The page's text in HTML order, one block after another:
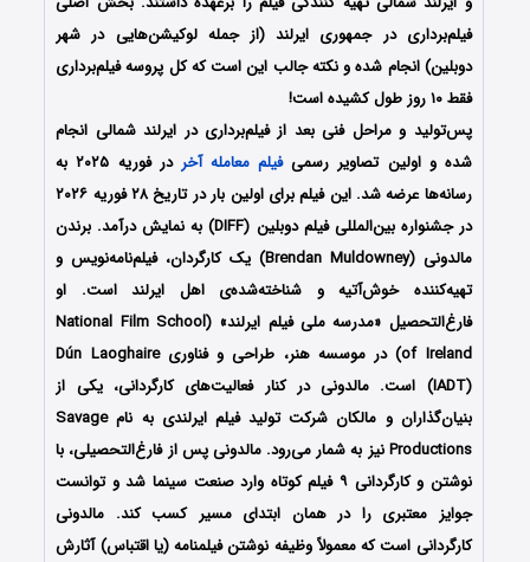
فیلم‌برداری در جمهوری ایرلند (از جمله لوکیشن‌هایی در شهر
دوبلین) انجام شده و نکته جالب این است که کل پروسه فیلم‌برداری
فقط ۱۰ روز طول کشیده است!
پس‌تولید و مراحل فنی بعد از فیلم‌برداری در ایرلند شمالی انجام
شده و اولین تصاویر رسمیفیلم معامله آخر
در فوریه ۲۰۲۵ به
رسانه‌ها عرضه شد. این فیلم برای اولین بار در تاریخ ۲۸ فوریه ۲۰۲۶
در جشنواره بین‌المللی فیلم دوبلین (DIFF) به نمایش درآمد. برندن
مالدونی (Brendan Muldowney) یک کارگردان، فیلم‌نامه‌نویس و
تهیه‌کننده خوش‌آتیه و شناخته‌شده‌ی اهل ایرلند است. او
فارغ‌التحصیل «مدرسه ملی فیلم ایرلند» (National Film School
of Ireland) در موسسه هنر، طراحی و فناوری Dún Laoghaire
(IADT) است. مالدونی در کنار فعالیت‌های کارگردانی، یکی از
بنیان‌گذاران و مالکان شرکت تولید فیلم ایرلندی به نام Savage
Productions نیز به شمار می‌رود. مالدونی پس از فارغ‌التحصیلی، با
نوشتن و کارگردانی ۹ فیلم کوتاه وارد صنعت سینما شد و توانست
جوایز معتبری را در همان ابتدای مسیر کسب کند. مالدونی
کارگردانی است که معمولاً وظیفه نوشتن فیلمنامه (یا اقتباس) آثارش